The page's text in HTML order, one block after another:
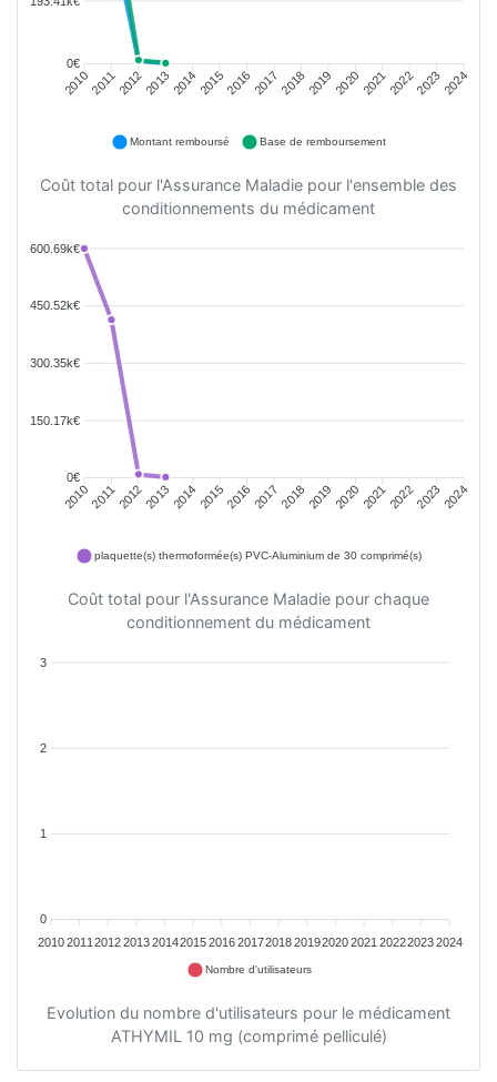
0€
201020112012201320142015201620172018201920202021202220232024
Montant remboursé Base de remboursement
Coût total pour l'Assurance Maladie pour l'ensemble des
conditionnements du médicament
600.69k€
450.52k€
300.35k€
150.17k€
0€
201020112012201320142015201620172018201920202021202220232024
plaquette(s) thermoformée(s) PVC-Aluminium de 30 comprimé(s)
Coût total pour l'Assurance Maladie pour chaque
conditionnement du médicament
3
2
1
0
20102011 2012201320142015201620172018201920202021 202220232024
Nombre d'utilisateurs
Evolution du nombre d'utilisateurs pour le médicament
ATHYMIL 10 mg (comprimé pelliculé)